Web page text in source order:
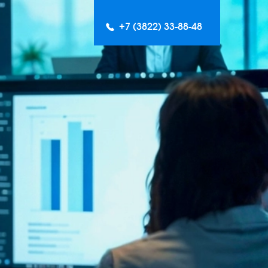
+7 (3822) 33-88-48
продукты
DAGROUP